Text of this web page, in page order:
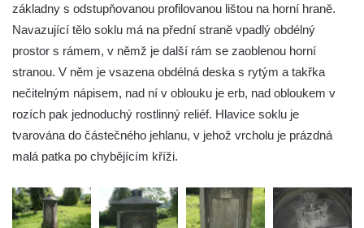
Kříž u brány na hřbitov ve Velešíně
Kříž u fary v Římově
Kříž u lípy Jana Gurreho v Římově
Boží muka u hřbitova v Římově
Centrální kříž hřbitova v Římově
Kříž poblíž domu čp. 169 v Plavu
Kříž na návsi v Plavu
základny s odstupňovanou profilovanou lištou na horní hraně.
Navazující tělo soklu má na přední straně vpadlý obdélný
prostor s rámem, v němž je další rám se zaoblenou horní
stranou. V něm je vsazena obdélná deska s rytým a takřka
nečitelným nápisem, nad ní v oblouku je erb, nad obloukem v
rozích pak jednoduchý rostlinný reliéf. Hlavice soklu je
tvarována do částečného jehlanu, v jehož vrcholu je prázdná
malá patka po chybějícím kříži.